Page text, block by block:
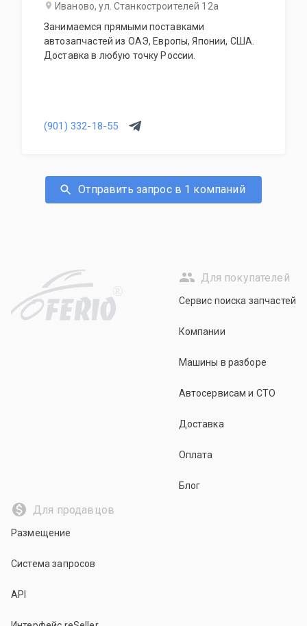
Иваново, ул. Станкостроителей 12а
Занимаемся прямыми поставками
автозапчастей из ОАЭ, Европы, Японии, США.
Доставка в любую точку России.
(901) 332-18-55
Отправить запрос в 1 компаний
R
Для покупателей
Сервис поиска запчастей
Компании
Машины в разборе
Автосервисам и СТО
Доставка
Оплата
Блог
Для продавцов
Размещение
Система запросов
API